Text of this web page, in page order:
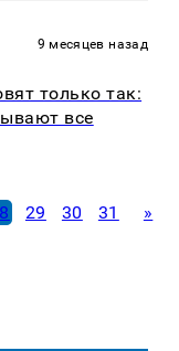
9 месяцев назад
только так:
все
29 30 31 »